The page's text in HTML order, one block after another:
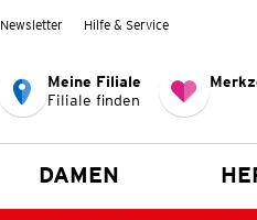
Newsletter Hilfe & Service
Meine Filiale
Filiale finden
DAMEN